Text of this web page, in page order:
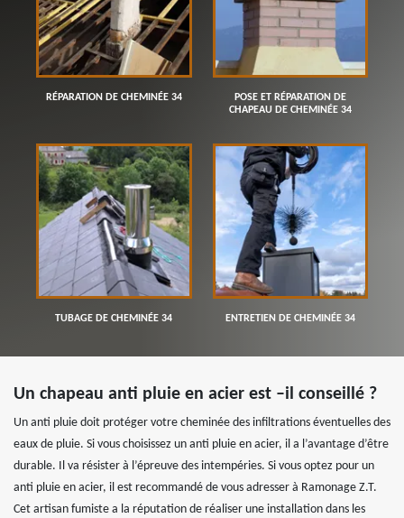
RÉPARATION DE CHEMINÉE 34
POSE ET RÉPARATION DE
CHAPEAU DE CHEMINÉE 34
TUBAGE DE CHEMINÉE 34 ENTRETIEN DE CHEMINÉE 34
Un chapeau anti pluie en acier est –il conseillé ?
Un anti pluie doit protéger votre cheminée des infiltrations éventuelles des
eaux de pluie. Si vous choisissez un anti pluie en acier, il a l’avantage d’être
durable. Il va résister à l’épreuve des intempéries. Si vous optez pour un
anti pluie en acier, il est recommandé de vous adresser à Ramonage Z.T.
Cet artisan fumiste a la réputation de réaliser une installation dans les